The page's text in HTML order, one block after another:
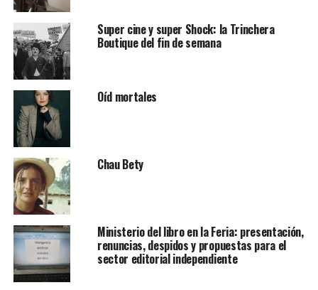
Super cine y super Shock: la Trinchera
Boutique del fin de semana
Oíd mortales
Chau Bety
Ministerio del libro en la Feria: presentación,
renuncias, despidos y propuestas para el
sector editorial independiente